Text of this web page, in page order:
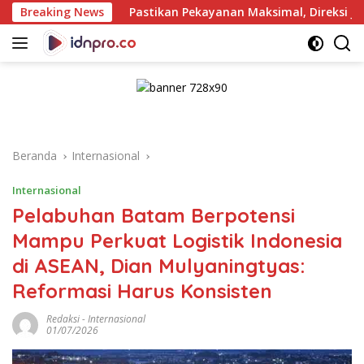
Langsung
ke
konten
Breaking News
Pastikan Pekayanan Maksimal, Direksi Jasa Raharja Tinjau
Beranda Internasional
Internasional
Pelabuhan Batam Berpotensi
Mampu Perkuat Logistik Indonesia
di ASEAN, Dian Mulyaningtyas:
Reformasi Harus Konsisten
Redaksi-Internasional
01/07/2026